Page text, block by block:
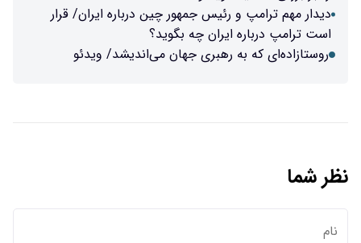
دیدار مهم ترامپ و رئیس جمهور چین درباره ایران/ قرار
است ترامپ درباره ایران چه بگوید؟
روستازاده‌ای که به رهبری جهان می‌اندیشد/ ویدئو
نظر شما